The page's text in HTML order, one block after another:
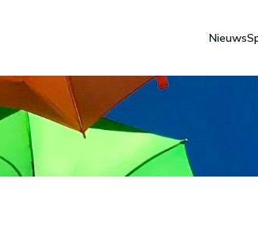
Nieuws